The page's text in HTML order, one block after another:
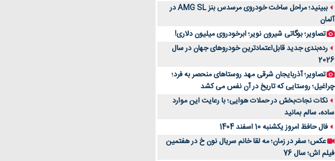
ببینید؛ مراحل ساخت خودروی مرسدس بنز AMG SL در
آلمان
تصاویر؛ بوگاتی شیرون نویر؛ ابرخودروی میلیون دلاری!
رده‌بندی جدید قابل‌اعتمادترین خودروهای جهان در سال
2026
تصاویر؛ آذربایجان شرقی مهد روستاهای منحصر به فرد؛
چراغیل؛ روستایی که تاریخ در آن نفس می کشد
نکات نجات‌بخش در حملات هوایی؛ با رعایت این موارد
ساده، سالم بمانید
فال حافظ امروز یکشنبه 10 اسفند 1404
عکس؛ سفر در زمان؛ مه لقا خانم سریال نون خ در هفتمین
فیلم اش؛ سال 76